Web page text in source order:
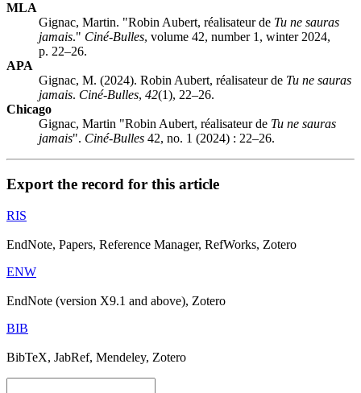
MLA
Gignac, Martin. "Robin Aubert, réalisateur de Tu ne sauras
jamais." Ciné-Bulles, volume 42, number 1, winter 2024,
p. 22–26.
APA
Gignac, M. (2024). Robin Aubert, réalisateur de Tu ne sauras
jamais. Ciné-Bulles, 42(1), 22–26.
Chicago
Gignac, Martin "Robin Aubert, réalisateur de Tu ne sauras
jamais". Ciné-Bulles 42, no. 1 (2024) : 22–26.
Export the record for this article
RIS
EndNote, Papers, Reference Manager, RefWorks, Zotero
ENW
EndNote (version X9.1 and above), Zotero
BIB
BibTeX, JabRef, Mendeley, Zotero